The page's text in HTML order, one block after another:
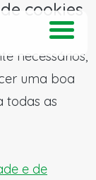
cookies
necessários,
uma boa
todas as
e de